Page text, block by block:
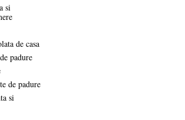
si
de casa
padure
de padure
si